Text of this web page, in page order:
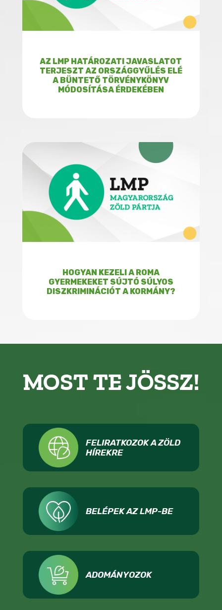
AZ LMP HATÁROZATI JAVASLATOT
TERJESZT AZ ORSZÁGGYŰLÉS ELÉ
A BÜNTETŐ TÖRVÉNYKÖNYV
MÓDOSÍTÁSA ÉRDEKÉBEN
HOGYAN KEZELI A ROMA
GYERMEKEKET SÚJTÓ SÚLYOS
DISZKRIMINÁCIÓT A KORMÁNY?
MOST TE JÖSSZ!
FELIRATKOZOK A ZÖLD
HÍREKRE
BELÉPEK AZ LMP-BE
ADOMÁNYOZOK